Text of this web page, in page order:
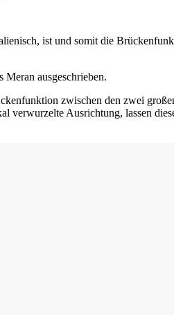
ist und somit die
ausgeschrieben.
zwischen den zwei
verwurzelte Ausrichtung, lassen